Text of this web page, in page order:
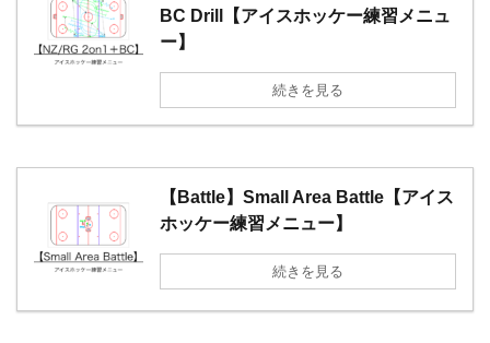
BC Drill【アイスホッケー練習メニュ
ー】
続きを見る
【Battle】Small Area Battle【アイス
ホッケー練習メニュー】
続きを見る